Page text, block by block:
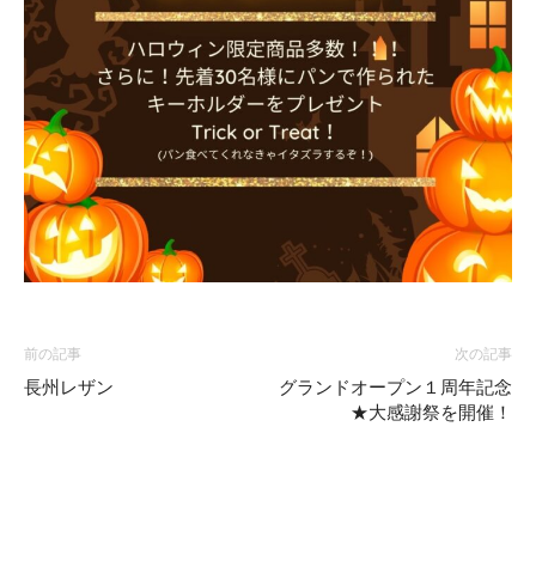
前の記事
長州レザン
次の記事
グランドオープン１周年記念
★大感謝祭を開催！